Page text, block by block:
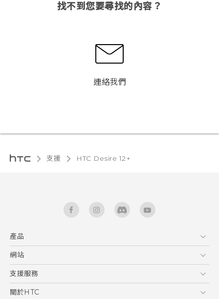
找不到您要尋找的內容？
連絡我們
支援 HTC Desire 12+‎
產品
5G
智能手機
區塊鍊手機
網站
HTC Dev
HTC Research
支援服務
服務中心
關於HTC